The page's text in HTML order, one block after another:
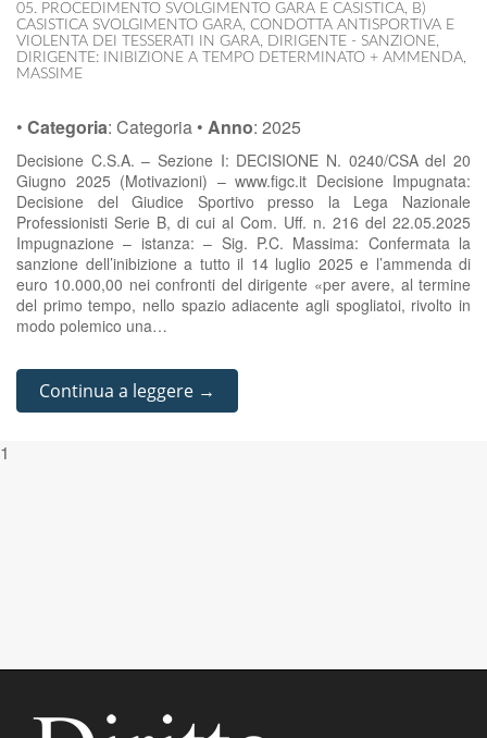
05. PROCEDIMENTO SVOLGIMENTO GARA E CASISTICA, B)
CASISTICA SVOLGIMENTO GARA, CONDOTTA ANTISPORTIVA E
VIOLENTA DEI TESSERATI IN GARA, DIRIGENTE - SANZIONE,
DIRIGENTE: INIBIZIONE A TEMPO DETERMINATO + AMMENDA,
MASSIME
• Categoria: Categoria • Anno: 2025
Decisione C.S.A. – Sezione I: DECISIONE N. 0240/CSA del 20
Giugno 2025 (Motivazioni) – www.figc.it Decisione Impugnata:
Decisione del Giudice Sportivo presso la Lega Nazionale
Professionisti Serie B, di cui al Com. Uff. n. 216 del 22.05.2025
Impugnazione – istanza: – Sig. P.C. Massima: Confermata la
sanzione dell’inibizione a tutto il 14 luglio 2025 e l’ammenda di
euro 10.000,00 nei confronti del dirigente «per avere, al termine
del primo tempo, nello spazio adiacente agli spogliatoi, rivolto in
modo polemico una…
Continua a leggere →
1